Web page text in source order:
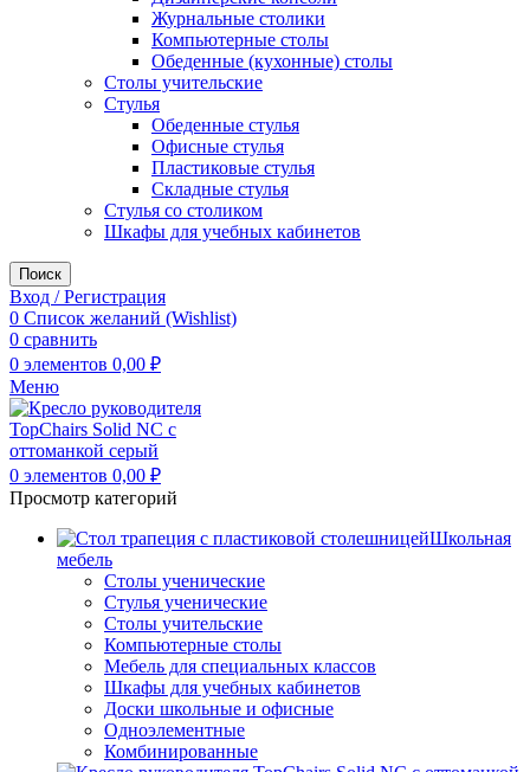
Журнальные столики
Компьютерные столы
Обеденные (кухонные) столы
Столы учительские
Стулья
Обеденные стулья
Офисные стулья
Пластиковые стулья
Складные стулья
Стулья со столиком
Шкафы для учебных кабинетов
Поиск
Вход / Регистрация
0 Список желаний (Wishlist)
0 сравнить
0 элементов 0,00 ₽
Меню
0 элементов 0,00 ₽
Просмотр категорий
Школьная
мебель
Столы ученические
Стулья ученические
Столы учительские
Компьютерные столы
Мебель для специальных классов
Шкафы для учебных кабинетов
Доски школьные и офисные
Одноэлементные
Комбинированные